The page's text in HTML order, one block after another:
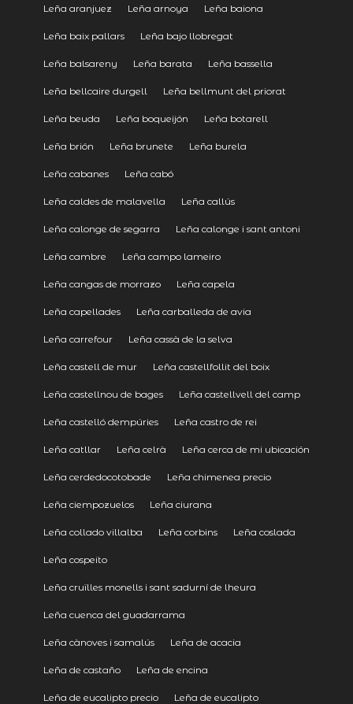
Leña aranjuez Leña arnoya Leña baiona
Leña baix pallars Leña bajo llobregat
Leña balsareny Leña barata Leña bassella
Leña bellcaire durgell Leña bellmunt del priorat
Leña beuda Leña boqueijón Leña botarell
Leña brión Leña brunete Leña burela
Leña cabanes Leña cabó
Leña caldes de malavella Leña callús
Leña calonge de segarra Leña calonge i sant antoni
Leña cambre Leña campo lameiro
Leña cangas de morrazo Leña capela
Leña capellades Leña carballeda de avia
Leña carrefour Leña cassà de la selva
Leña castell de mur Leña castellfollit del boix
Leña castellnou de bages Leña castellvell del camp
Leña castelló dempúries Leña castro de rei
Leña catllar Leña celrà Leña cerca de mi ubicación
Leña cerdedocotobade Leña chimenea precio
Leña ciempozuelos Leña ciurana
Leña collado villalba Leña corbins Leña coslada
Leña cospeito
Leña cruïlles monells i sant sadurní de lheura
Leña cuenca del guadarrama
Leña cànoves i samalús Leña de acacia
Leña de castaño Leña de encina
Leña de eucalipto precio Leña de eucalipto